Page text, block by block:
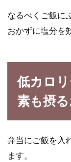
なるべくご飯に
おかずに塩分を
低カロ
素も摂
弁当にご飯を入
ます。